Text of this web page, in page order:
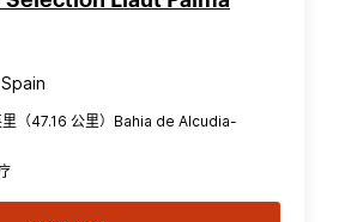
（47.16 公里）Bahia de Alcudia-